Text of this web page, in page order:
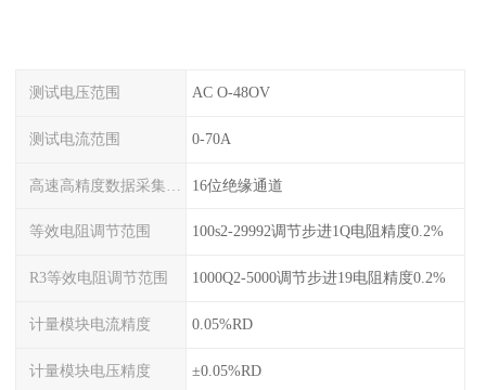
测试电压范围 AC O-48OV
测试电流范围 0-70A
16位绝缘通道
等效电阻调节范围 100s2-29992调节步进1Q电阻精度0.2%
R3等效电阻调节范围 1000Q2-5000调节步进19电阻精度0.2%
计量模块电流精度 0.05%RD
计量模块电压精度 ±0.05%RD